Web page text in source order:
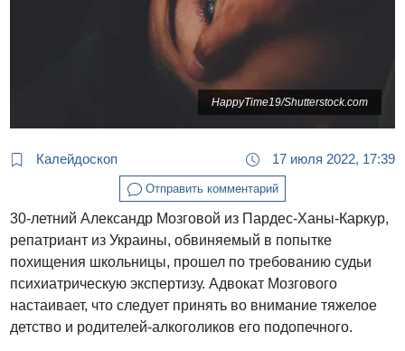
HappyTime19/Shutterstock.com
Калейдоскоп 17 июля 2022, 17:39
Отправить комментарий
30-летний Александр Мозговой из Пардес-Ханы-Каркур,
репатриант из Украины, обвиняемый в попытке
похищения школьницы, прошел по требованию судьи
психиатрическую экспертизу. Адвокат Мозгового
настаивает, что следует принять во внимание тяжелое
детство и родителей-алкоголиков его подопечного.